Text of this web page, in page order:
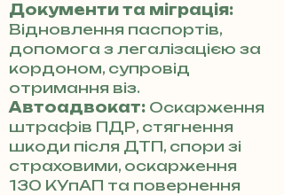
Документи та міграція:
Відновлення паспортів,
допомога з легалізацією за
кордоном, супровід
отримання віз.
Автоадвокат: Оскарження
штрафів ПДР, стягнення
шкоди після ДТП, спори зі
страховими, оскарження
130 КУпАП та повернення